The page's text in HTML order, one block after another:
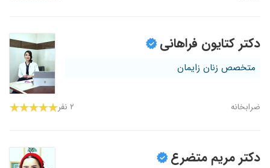
دکتر کتایون فراهانی
متخصص زنان زایمان
ضرابخانه ۲ نفر
دکتر مریم متضرع